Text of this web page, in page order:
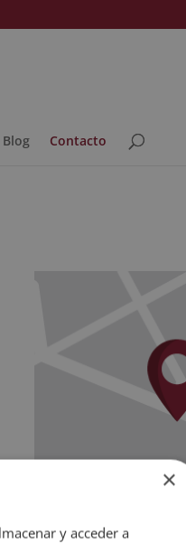
Blog Contacto
×
y acceder a